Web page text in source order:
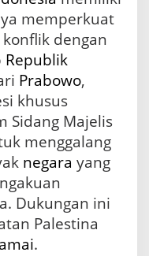
memperkuat
Republik
Prabowo,
khusus
Sidang Majelis
menggalang
negara yang
Dukungan ini
Palestina
.